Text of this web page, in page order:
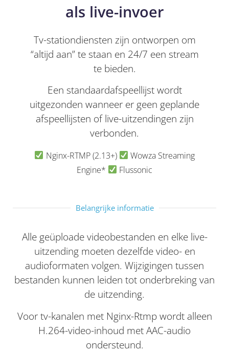
als live-invoer
Tv-stationdiensten zijn ontworpen om
“altijd aan” te staan en 24/7 een stream
te bieden.
Een standaardafspeellijst wordt
uitgezonden wanneer er geen geplande
afspeellijsten of live-uitzendingen zijn
verbonden.
Nginx-RTMP (2.13+)
Wowza Streaming
Engine*
Flussonic
Belangrijke informatie
Alle geüploade videobestanden en elke live-
uitzending moeten dezelfde video- en
audioformaten volgen. Wijzigingen tussen
bestanden kunnen leiden tot onderbreking van
de uitzending.
Voor tv-kanalen met Nginx-Rtmp wordt alleen
H.264-video-inhoud met AAC-audio
ondersteund.